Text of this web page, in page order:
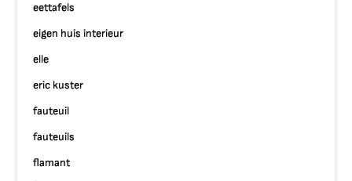
eettafels
eigen huis interieur
elle
eric kuster
fauteuil
fauteuils
flamant